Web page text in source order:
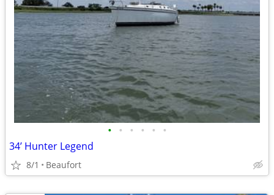
• • • • • •
34’ Hunter Legend
8/1 Beaufort